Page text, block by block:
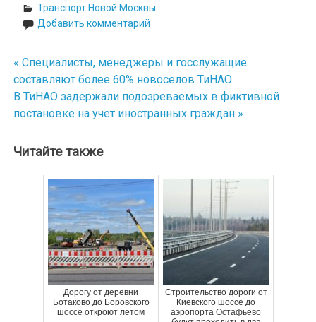
Транспорт Новой Москвы
Добавить комментарий
Навигация
по
записям
« Специалисты, менеджеры и госслужащие
составляют более 60% новоселов ТиНАО
В ТиНАО задержали подозреваемых в фиктивной
постановке на учет иностранных граждан »
Читайте также
Дорогу от деревни
Ботаково до Боровского
шоссе откроют летом
Строительство дороги от
Киевского шоссе до
аэропорта Остафьево